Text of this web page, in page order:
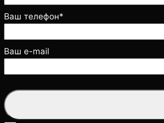
Ваш телефон*
Ваш e-mail